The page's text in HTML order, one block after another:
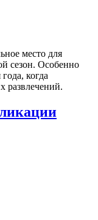
место для
сезон. Особенно
когда
развлечений.